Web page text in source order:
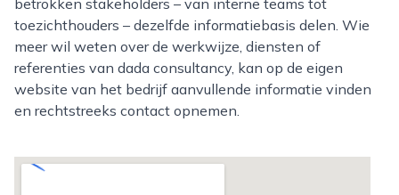
betrokken stakeholders – van interne teams tot
toezichthouders – dezelfde informatiebasis delen. Wie
meer wil weten over de werkwijze, diensten of
referenties van dada consultancy, kan op de eigen
website van het bedrijf aanvullende informatie vinden
en rechtstreeks contact opnemen.